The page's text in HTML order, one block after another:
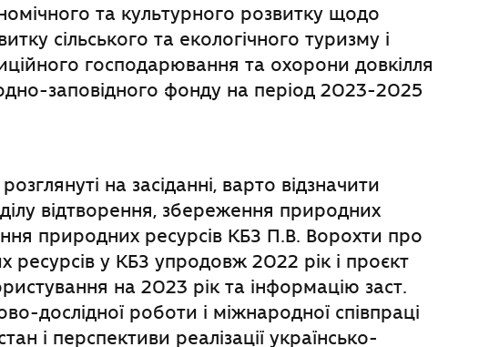
та культурного розвитку щодо
сільського та екологічного туризму і
господарювання та охорони довкілля
заповідного фонду на період 2023-2025
на засіданні, варто відзначити
відтворення, збереження природних
природних ресурсів КБЗ П.В. Ворохти про
ресурсів у КБЗ упродовж 2022 рік і проєкт
на 2023 рік та інформацію заст.
дослідної роботи і міжнародної співпраці
і перспективи реалізації українсько-